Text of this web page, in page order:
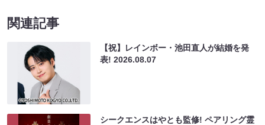
関連記事
【祝】レインボー・池田直人が結婚を発
表!2026.08.07
シークエンスはやとも監修! ペアリング霊